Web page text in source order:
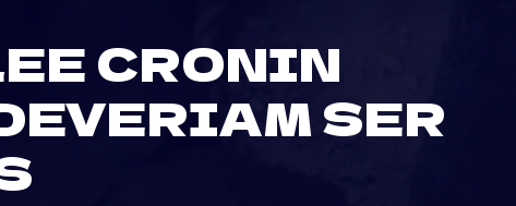
CRONIN
SER